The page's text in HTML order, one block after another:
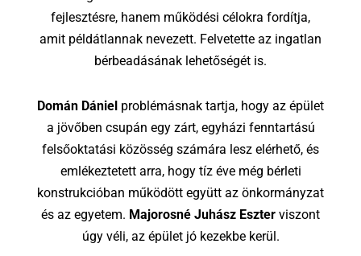
fejlesztésre, hanem működési célokra fordítja,
amit példátlannak nevezett. Felvetette az ingatlan
bérbeadásának lehetőségét is.
Domán Dániel problémásnak tartja, hogy az épület
a jövőben csupán egy zárt, egyházi fenntartású
felsőoktatási közösség számára lesz elérhető, és
emlékeztetett arra, hogy tíz éve még bérleti
konstrukcióban működött együtt az önkormányzat
és az egyetem. Majorosné Juhász Eszter viszont
úgy véli, az épület jó kezekbe kerül.